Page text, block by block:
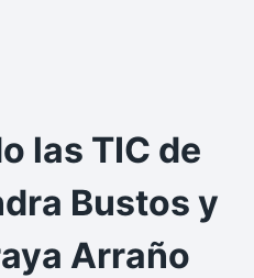
las TIC de
Bustos y
Arraño